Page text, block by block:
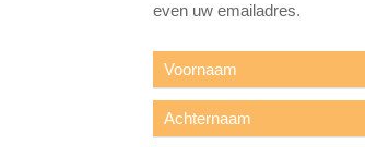
even uw emailadres.